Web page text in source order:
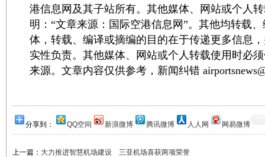
港信息网及其子站所有。其他媒体、网站或个人
明：“文章来源：国际空港信息网”。其他均转载
体，转载、编译或摘编的目的在于传递更多信息
实性负责。其他媒体、网站或个人转载使用时必
来源。文章内容仅供参考，新闻纠错
分享到： QQ空间 新浪微博 腾讯微博 人人网 网易微博
上一篇： 大力推进智慧机场建设 三亚机场喜获两项荣誉